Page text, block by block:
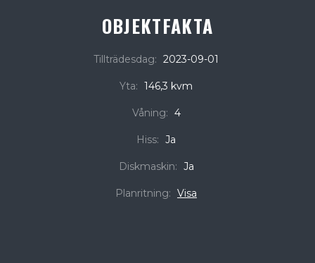
OBJEKTFAKTA
Tillträdesdag: 2023-09-01
Yta: 146,3 kvm
Våning: 4
Hiss: Ja
Diskmaskin: Ja
Planritning: Visa